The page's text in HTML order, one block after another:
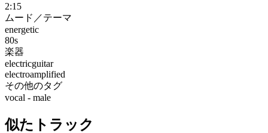
2:15
ムード／テーマ
energetic
80s
楽器
electricguitar
electroamplified
その他のタグ
vocal - male
似たトラック